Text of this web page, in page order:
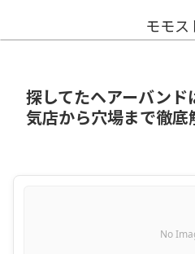
モモス
探してたヘアーバンド
気店から穴場まで徹底
No